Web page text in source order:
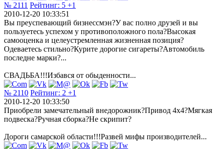
№ 2111 Рейтинг: 5 +1
2010-12-20 10:33:51
Вы преуспевающий бизнессмэн?У вас полно друзей и вы
пользуетесь успехом у противоположного пола?Высокая
самооценка и целеустремленная жизненная позиция?
Одеваетесь стильно?Курите дорогие сигареты?Автомобиль
последне марки?...
СВАДЬБА!!!Избався от обыденности...
№ 2110 Рейтинг: 2 +1
2010-12-20 10:33:50
Приобрели замечательный внедорожник?Привод 4х4?Мягкая
подвеска?Ручная сборка?Не скрипит?
Дороги самарской области!!!Развей мифы производителей...